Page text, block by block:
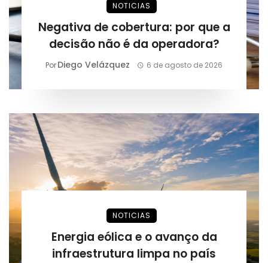
NOTICIAS
Negativa de cobertura: por que a
decisão não é da operadora?
PorDiego Velázquez 6 de agosto de 2026
NOTICIAS
Energia eólica e o avanço da
infraestrutura limpa no país